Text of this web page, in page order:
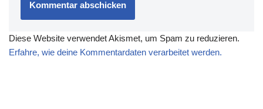
Diese Website verwendet Akismet, um Spam zu reduzieren.
Erfahre, wie deine Kommentardaten verarbeitet werden.